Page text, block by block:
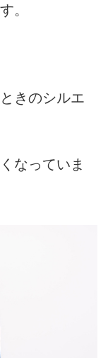
。
きのシルエ
なっていま